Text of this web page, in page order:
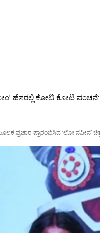
ಹೆಸರಲ್ಲಿ ಕೋಟಿ ಕೋಟಿ ವಂಚನೆ:
ವೇಳಾಪಟ್ಟಿ ಪ್ರಕಟ;
ಪ್ರಚಾರ ಪ್ರಾರಂಭಿಸಿದ ‘ಲೋ ನವೀನ’